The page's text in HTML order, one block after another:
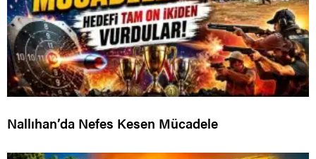
Nallıhan’da Nefes Kesen Mücadele